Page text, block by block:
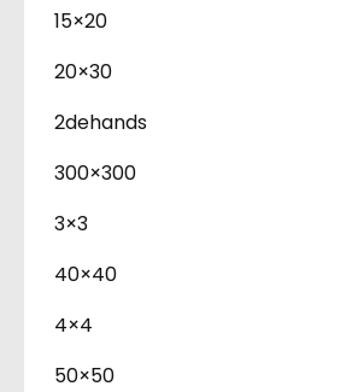
15×20
20×30
2dehands
300×300
3×3
40×40
4×4
50×50